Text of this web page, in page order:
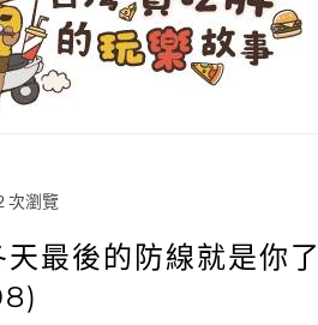
次瀏覽
最後的防線就是你了